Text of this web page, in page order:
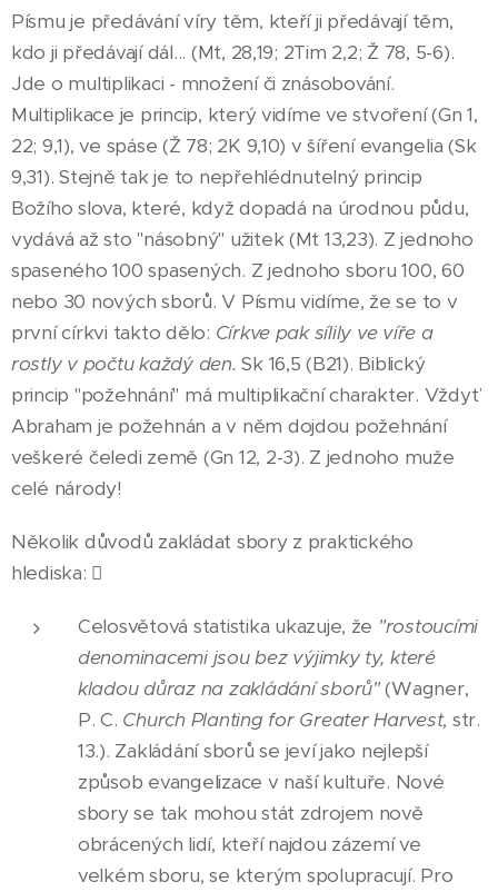
Písmu je předávání víry těm, kteří ji předávají těm,
kdo ji předávají dál... (Mt, 28,19; 2Tim 2,2; Ž 78, 5-6).
Jde o multiplikaci - množení či znásobování.
Multiplikace je princip, který vidíme ve stvoření (Gn 1,
22; 9,1), ve spáse (Ž 78; 2K 9,10) v šíření evangelia (Sk
9,31). Stejně tak je to nepřehlédnutelný princip
Božího slova, které, když dopadá na úrodnou půdu,
vydává až sto "násobný" užitek (Mt 13,23). Z jednoho
spaseného 100 spasených. Z jednoho sboru 100, 60
nebo 30 nových sborů. V Písmu vidíme, že se to v
první církvi takto dělo: Církve pak sílily ve víře a
rostly v počtu každý den. Sk 16,5 (B21). Biblický
princip "požehnání" má multiplikační charakter. Vždyť
Abraham je požehnán a v něm dojdou požehnání
veškeré čeledi země (Gn 12, 2-3). Z jednoho muže
celé národy!
Několik důvodů zakládat sbory z praktického
hlediska: 
Celosvětová statistika ukazuje, že "rostoucími
denominacemi jsou bez výjimky ty, které
kladou důraz na zakládání sborů"(Wagner,
P. C. Church Planting for Greater Harvest, str.
13.). Zakládání sborů se jeví jako nejlepší
způsob evangelizace v naší kultuře. Nové
sbory se tak mohou stát zdrojem nově
obrácených lidí, kteří najdou zázemí ve
velkém sboru, se kterým spolupracují. Pro